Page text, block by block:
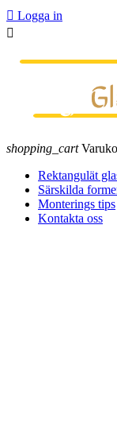
 Logga in

shopping_cart
Rektangulät
Särskilda
Monterings tips
Kontakta oss